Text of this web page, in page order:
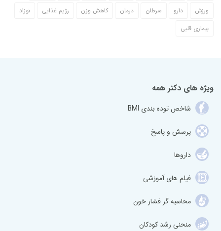
ورزش
دارو سرطان درمان کاهش وزن رژیم غذایی
نوزاد
بیماری قلبی
ویژه های دکتر همه
شاخص توده بندی BMI
پرسش و پاسخ
داروها
فیلم های آموزشی
محاسبه گر فشار خون
منحنی رشد کودکان